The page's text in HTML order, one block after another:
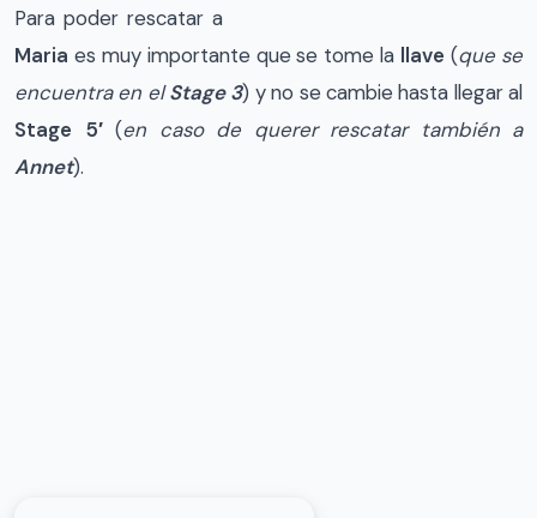
Para poder rescatar a
Maria es muy importante que se tome la llave (que se
encuentra en elStage 3) y no se cambie hasta llegar al
Stage 5′(en caso de querer rescatar también a
Annet).